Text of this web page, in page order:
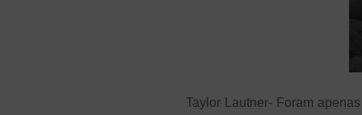
Taylor Lautner- Foram